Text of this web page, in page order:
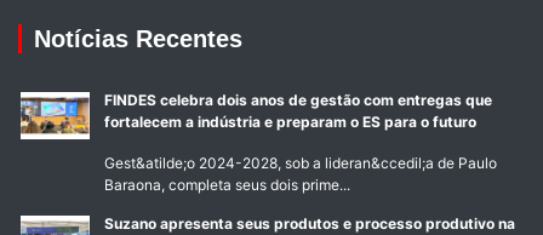
Notícias Recentes
FINDES celebra dois anos de gestão com entregas que
fortalecem a indústria e preparam o ES para o futuro
Gest&atilde;o 2024-2028, sob a lideran&ccedil;a de Paulo
Baraona, completa seus dois prime...
Suzano apresenta seus produtos e processo produtivo na